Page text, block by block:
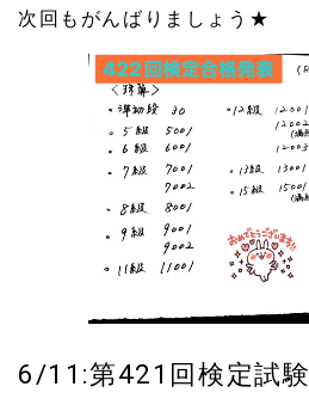
次回もがんばりましょう★
6/11:第421回検定試験